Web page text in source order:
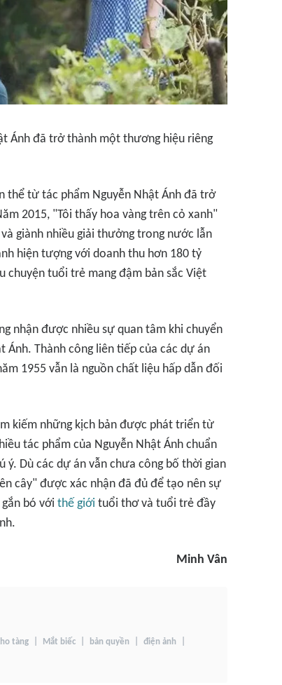
Ánh đã trở thành một thương hiệu riêng
thể từ tác phẩm Nguyễn Nhật Ánh đã trở
2015, "Tôi thấy hoa vàng trên cỏ xanh"
giành nhiều giải thưởng trong nước lẫn
hiện tượng với doanh thu hơn 180 tỷ
chuyện tuổi trẻ mang đậm bản sắc Việt
nhận được nhiều sự quan tâm khi chuyển
Thành công liên tiếp của các dự án
1955 vẫn là nguồn chất liệu hấp dẫn đối
kiếm những kịch bản được phát triển từ
tác phẩm của Nguyễn Nhật Ánh chuẩn
Dù các dự án vẫn chưa công bố thời gian
cây" được xác nhận đã đủ để tạo nên sự
bó với thế giới tuổi thơ và tuổi trẻ đầy
Minh Vân
tàng Mắt biếc bản quyền điện ảnh